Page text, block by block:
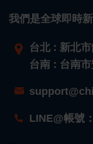
我們是全球即時
台北 : 新北
台南 : 台南
LINE@帳號